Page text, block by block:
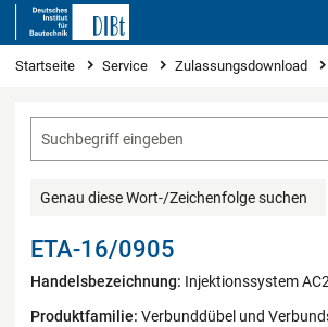
Sie sind hier
Startseite Service Zulassungsdownload
Genau diese Wort-/Zeichenfolge suchen
ETA-16/0905
Handelsbezeichnung: Injektionssystem
Produktfamilie: Verbunddübel und